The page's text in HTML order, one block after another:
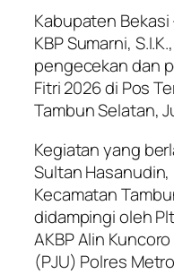
Kabupaten
KBP Sumarni,
pengecekan dan
Fitri 2026 di Pos
Tambun Selatan,
Kegiatan yang
Sultan Hasanudin,
Kecamatan
didampingi oleh
AKBP Alin
(PJU) Polres